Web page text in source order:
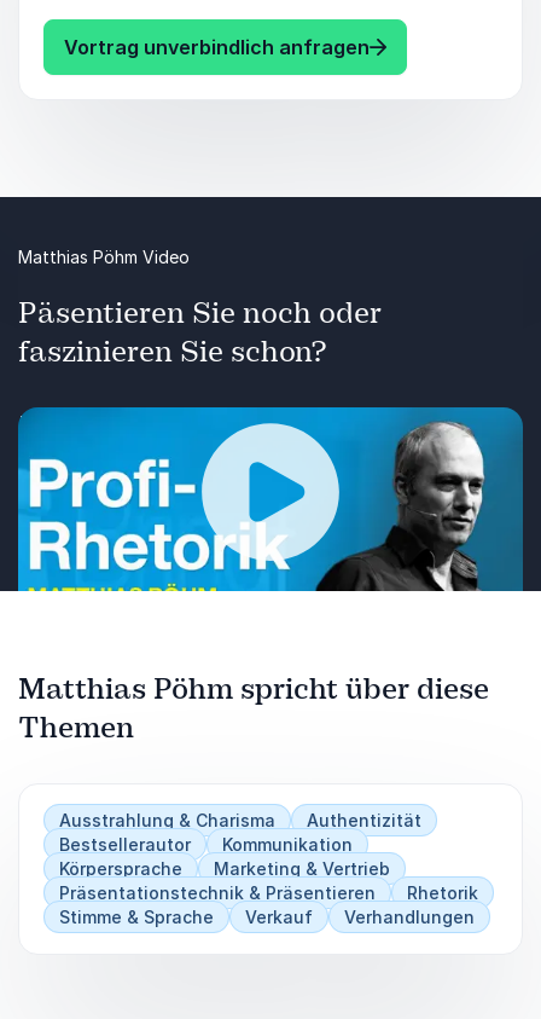
Erfahren Sie mehr über die typischen Fehler
und wie Sie diese in Zukunft vermeiden
Vortrag unverbindlich anfragen: Matthias Pöhm
Päsentieren Sie noch oder
faszinieren Sie schon?
Matthias Pöhm Video
Wiedergabe
Praktische Tipp und Tricks gibt Ihnen unser
Referent Matthias Pöhm in seinen Vorträgen zur
Hand. Erfahren Sie mehr über Rhetorik und
Schlagfertigkeit.
Matthias Pöhm spricht über diese
Themen
Ausstrahlung & Charisma
Authentizität
Bestsellerautor
Kommunikation
Körpersprache
Marketing & Vertrieb
Präsentationstechnik & Präsentieren
Rhetorik
Stimme & Sprache
Verkauf Verhandlungen